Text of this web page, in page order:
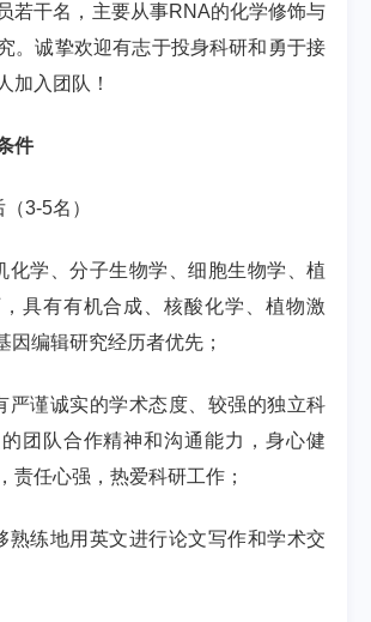
若干名，主要从事RNA的化学修饰与
。诚挚欢迎有志于投身科研和勇于接
加入团队！
件
（3-5名）
化学、分子生物学、细胞生物学、植
具有有机合成、核酸化学、植物激
因编辑研究经历者优先；
严谨诚实的学术态度、较强的独立科
团队合作精神和沟通能力，身心健
责任心强，热爱科研工作；
熟练地用英文进行论文写作和学术交